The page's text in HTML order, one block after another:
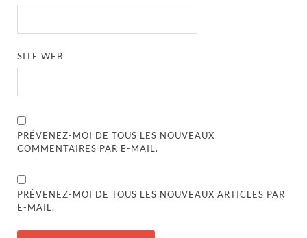
SITE WEB
PRÉVENEZ-MOI DE TOUS LES NOUVEAUX
COMMENTAIRES PAR E-MAIL.
PRÉVENEZ-MOI DE TOUS LES NOUVEAUX ARTICLES PAR
E-MAIL.